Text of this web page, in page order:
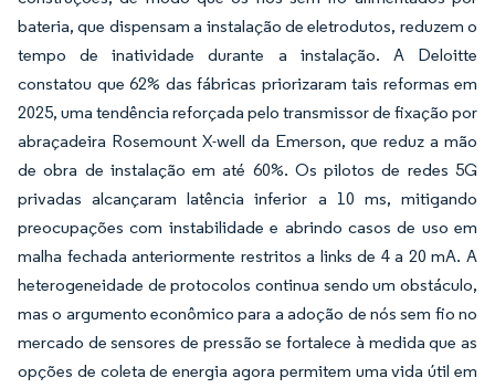
bateria, que dispensam a instalação de eletrodutos, reduzem o
tempo de inatividade durante a instalação. A Deloitte
constatou que 62% das fábricas priorizaram tais reformas em
2025, uma tendência reforçada pelo transmissor de fixação por
abraçadeira Rosemount X-well da Emerson, que reduz a mão
de obra de instalação em até 60%. Os pilotos de redes 5G
privadas alcançaram latência inferior a 10 ms, mitigando
preocupações com instabilidade e abrindo casos de uso em
malha fechada anteriormente restritos a links de 4 a 20 mA. A
heterogeneidade de protocolos continua sendo um obstáculo,
mas o argumento econômico para a adoção de nós sem fio no
mercado de sensores de pressão se fortalece à medida que as
opções de coleta de energia agora permitem uma vida útil em